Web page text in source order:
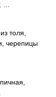
…
толя,
черепицы